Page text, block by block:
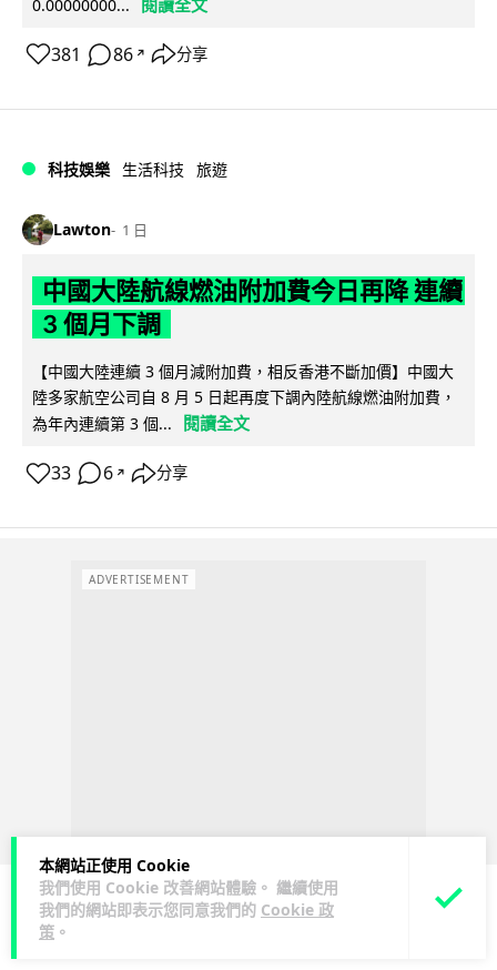
本網站正使用 Cookie
我們使用 Cookie 改善網站體驗。 繼續使用
我們的網站即表示您同意我們的 Cookie 政
策 。
0.00000000...
381 86 ↗ 分享
科技娛樂 生活科技 旅遊
Lawton 1 日
中國大陸航線燃油附加費今日再降 連續
3 個月下調
【中國大陸連續 3 個月減附加費，相反香港不斷加價】中國大
陸多家航空公司自 8 月 5 日起再度下調內陸航線燃油附加費，
為年內連續第 3 個...
閱讀全文
33 6 ↗ 分享
ADVERTISEMENT
科技娛樂